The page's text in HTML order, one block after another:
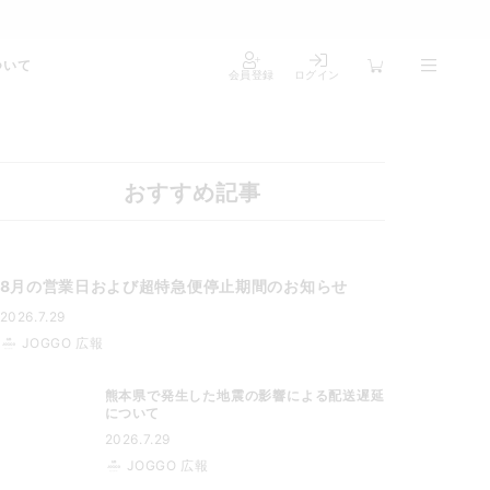
て
会員登録 ログイン
おすすめ記事
8月の営業日および超特急便停止期間のお知らせ
2026.7.29
JOGGO 広報
熊本県で発生した地震の影響による配送遅延
について
2026.7.29
JOGGO 広報